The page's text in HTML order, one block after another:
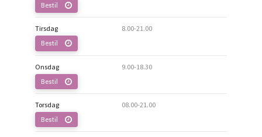
Bestil
Tirsdag 8.00-21.00
Bestil
Onsdag 9.00-18.30
Bestil
Torsdag 08.00-21.00
Bestil